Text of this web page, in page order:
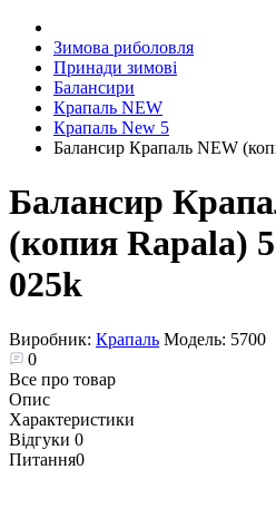
Зимова риболовля
Принади зимові
Балансири
Крапаль NEW
Крапаль New 5
Балансир Крапаль NEW
Балансир
(копия Rapala)
025k
Виробник: Крапаль Модель: 5700
0
Все про товар
Опис
Характеристики
Відгуки 0
Питання0